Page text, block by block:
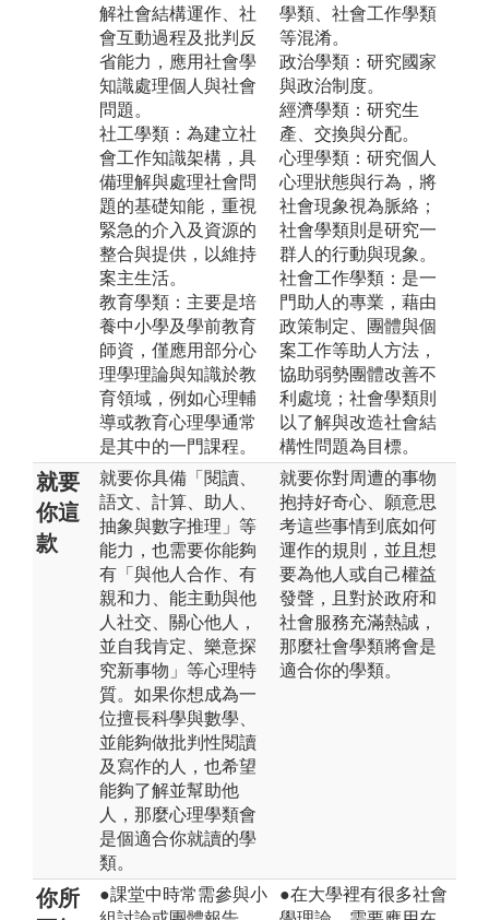
解社會結構運作、社
會互動過程及批判反
省能力，應用社會學
知識處理個人與社會
問題。
社工學類：為建立社
會工作知識架構，具
備理解與處理社會問
題的基礎知能，重視
緊急的介入及資源的
整合與提供，以維持
案主生活。
教育學類：主要是培
養中小學及學前教育
師資，僅應用部分心
理學理論與知識於教
育領域，例如心理輔
導或教育心理學通常
是其中的一門課程。
學類、社會工作學類
等混淆。
政治學類：研究國家
與政治制度。
經濟學類：研究生
產、交換與分配。
心理學類：研究個人
心理狀態與行為，將
社會現象視為脈絡；
社會學類則是研究一
群人的行動與現象。
社會工作學類：是一
門助人的專業，藉由
政策制定、團體與個
案工作等助人方法，
協助弱勢團體改善不
利處境；社會學類則
以了解與改造社會結
構性問題為目標。
就要
你這
款
就要你具備「閱讀、
語文、計算、助人、
抽象與數字推理」等
能力，也需要你能夠
有「與他人合作、有
親和力、能主動與他
人社交、關心他人，
並自我肯定、樂意探
究新事物」等心理特
質。如果你想成為一
位擅長科學與數學、
並能夠做批判性閱讀
及寫作的人，也希望
能夠了解並幫助他
人，那麼心理學類會
是個適合你就讀的學
類。
就要你對周遭的事物
抱持好奇心、願意思
考這些事情到底如何
運作的規則，並且想
要為他人或自己權益
發聲，且對於政府和
社會服務充滿熱誠，
那麼社會學類將會是
適合你的學類。
你所
●課堂中時常需參與小
●在大學裡有很多社會